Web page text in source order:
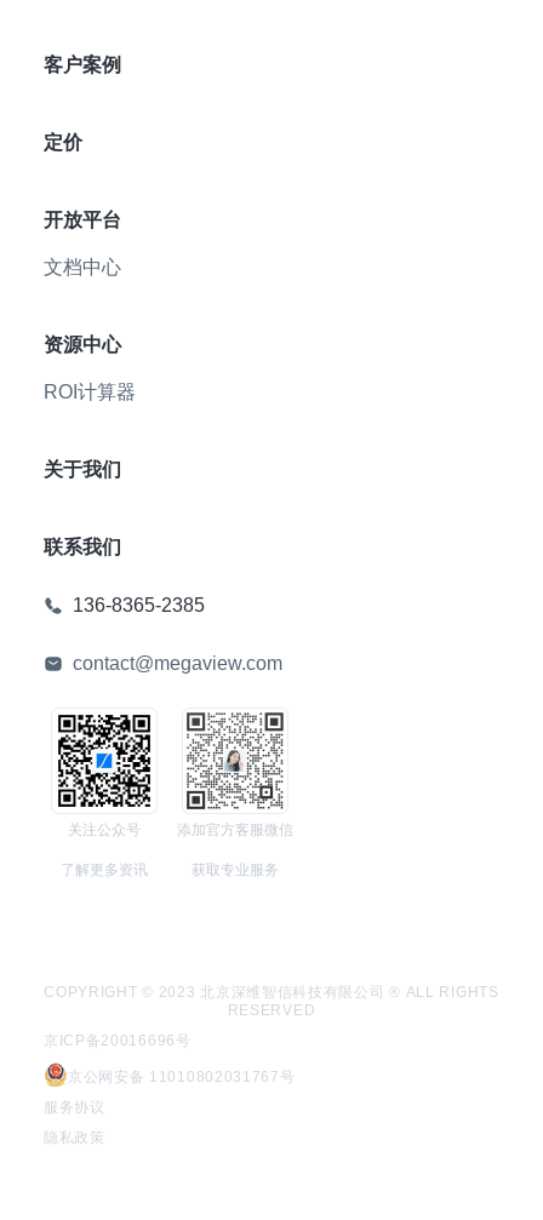
客户案例
定价
开放平台
文档中心
资源中心
ROI计算器
关于我们
联系我们
136-8365-2385
contact@megaview.com
关注公众号
了解更多资讯
添加官方客服微信
获取专业服务
COPYRIGHT © 2023 北京深维智信科技有限公司 ® ALL RIGHTS
RESERVED
京ICP备20016696号
京公网安备 11010802031767号
服务协议
隐私政策